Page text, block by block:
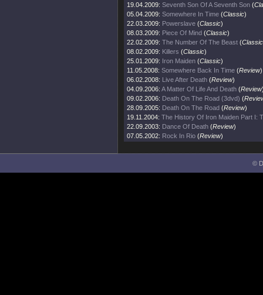
19.04.2009: Seventh Son Of A Seventh Son (
05.04.2009: Somewhere In Time (Classic)
22.03.2009: Powerslave (Classic)
08.03.2009: Piece Of Mind (Classic)
22.02.2009: The Number Of The Beast (Classic
08.02.2009: Killers (Classic)
25.01.2009: Iron Maiden (Classic)
11.05.2008: Somewhere Back In Time (Review)
06.02.2008: Live After Death (Review)
04.09.2006: A Matter Of Life And Death (Review
09.02.2006: Death On The Road (3dvd) (
28.09.2005: Death On The Road (Review)
19.11.2004: The History Of Iron Maiden Part I:
22.09.2003: Dance Of Death (Review)
07.05.2002: Rock In Rio (Review)
©